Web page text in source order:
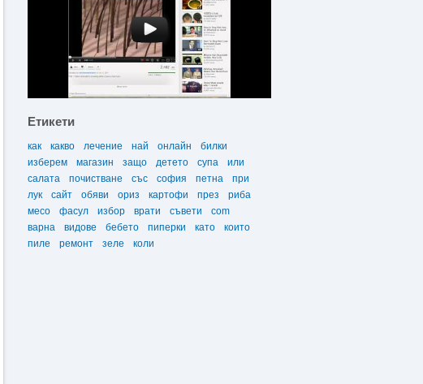
Етикети
как какво лечение най онлайн
билки
изберем
магазин защо детето супа
или
салата
почистване със софия петна
при
лук
сайт обяви ориз картофи през
риба
месо
фасул избор врати съвети
com
варна
видове бебето пиперки като
които
пиле
ремонт зеле коли